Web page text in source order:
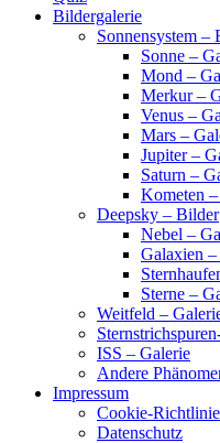
Bildergalerie
Sonnensystem –
Sonne –
Mond –
Merkur –
Venus –
Mars –
Jupiter –
Saturn –
Kometen
Deepsky – Bilder
Nebel –
Galaxien
Sterne –
Weitfeld –
ISS – Galerie
Andere
Impressum
Cookie-
Datenschutz